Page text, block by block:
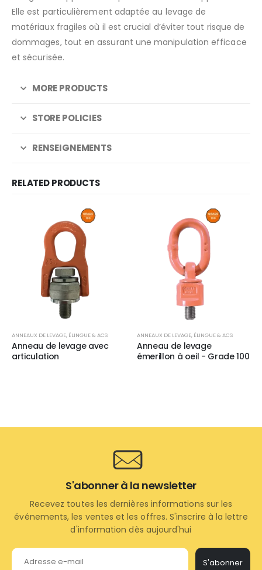
Elle est particulièrement adaptée au levage de
matériaux fragiles où il est crucial d’éviter tout risque de
dommages, tout en assurant une manipulation efficace
et sécurisée.
MORE PRODUCTS
STORE POLICIES
RENSEIGNEMENTS
RELATED PRODUCTS
ANNEAUX DE LEVAGE, ÉLINGUE & ACS
Anneau de levage avec
articulation
ANNEAUX DE LEVAGE, ÉLINGUE & ACS
Anneau de levage
émerillon à oeil - Grade 100
S'abonner à la newsletter
Recevez toutes les dernières informations sur les
événements, les ventes et les offres. S'inscrire à la lettre
d'information dès aujourd'hui
S'abonner